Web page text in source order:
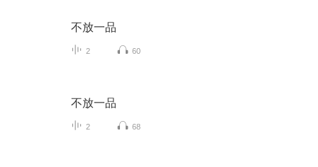
不放一品
2 60
不放一品
2 68